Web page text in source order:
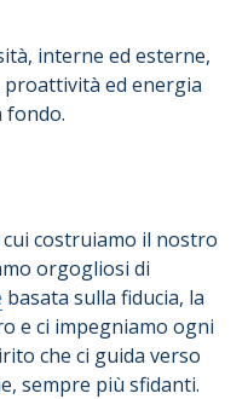
interne ed esterne,
ed energia
fondo.
costruiamo il nostro
orgogliosi di
basata sulla fiducia, la
e ci impegniamo ogni
che ci guida verso
sempre più sfidanti.